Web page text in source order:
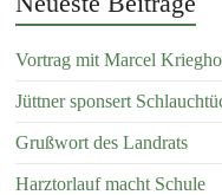
Vortrag mit Marcel
Jüttner sponsert
Grußwort des Landrats
Harztorlauf macht Schule